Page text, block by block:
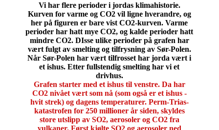
Vi har flere perioder i jordas klimahistorie.
Kurven for varme og CO2 vil ligne hverandre, og
her på figuren er bare vist CO2-kurven. Varme
perioder har hatt mye CO2, og kalde perioder hatt
mindre CO2. DIsse ulike perioder på grafen har
vært fulgt av smelting og tilfrysning av Sør-Polen.
Når Sør-Polen har vært tilfrosset har jorda vært i
et ishus. Etter fullstendig smelting har vi et
drivhus.
Grafen starter med et ishus til venstre. Da har
CO2 nivået vært som nå (som også er et ishus -
hvit strek) og dagens temperaturer. Perm-Trias-
katastrofen for 250 millioner år siden, skyldes
store utslipp av SO2, aerosoler og CO2 fra
vulkaner. Først kjølte SO2 og aerosoler ned